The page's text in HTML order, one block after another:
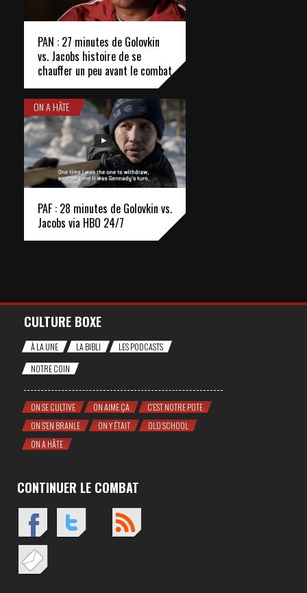
PAN : 27 minutes de Golovkin
vs. Jacobs histoire de se
chauffer un peu avant le combat
ON A HÂTE
PAF : 28 minutes de Golovkin vs.
Jacobs via HBO 24/7
CULTURE BOXE
À LA UNE LA BIBLI
LES PODCASTS
NOTRE COIN
ON SE CULTIVE ON AIME ÇA
C'EST NOTRE POTE
ON S'EN BRANLE
ON Y ÉTAIT
OLD SCHOOL
ON A HÂTE
CONTINUER LE COMBAT